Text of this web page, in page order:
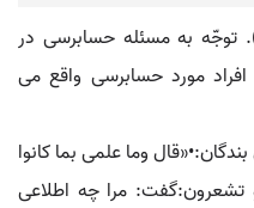
توجّه به مسئله حسابرسی در
مورد حسابرسی واقع می
وما علمی بما کانوا
تشعرون:گفت: مرا چه اطلاعی